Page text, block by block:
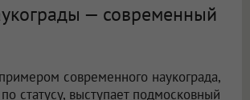
— современный
современного наукограда,
статусу, выступает подмосковный